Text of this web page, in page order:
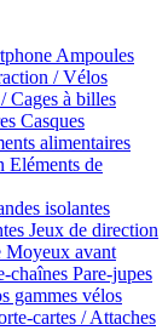
Ampoules
/ Vélos
Cages à billes
Casques
alimentaires
Eléments de
isolantes
Jeux de direction
Moyeux avant
chaînes Pare-jupes
gammes vélos
cartes / Attaches